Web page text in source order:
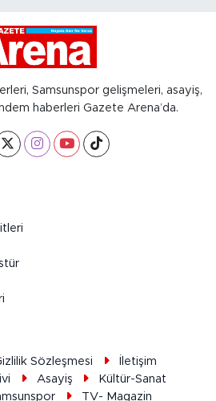
Samsunspor gelişmeleri, asayiş,
haberleri Gazete Arena’da.
Sözleşmesi
İletişim
Asayiş
Kültür-Sanat
TV- Magazin